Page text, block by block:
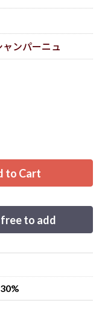
ンパーニュ
to Cart
free to add